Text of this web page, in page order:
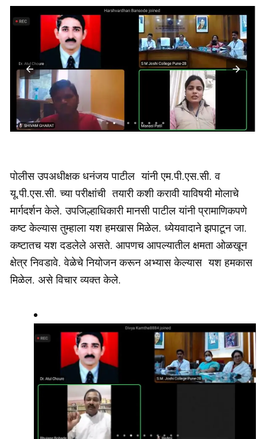
पोलीस उपअधीक्षक धनंजय पाटील यांनी एम.पी.एस.सी. व
यू.पी.एस.सी. च्या परीक्षांची तयारी कशी करावी याविषयी मोलाचे
मार्गदर्शन केले. उपजिल्हाधिकारी मानसी पाटील यांनी प्रामाणिकपणे
कष्ट केल्यास तुम्हाला यश हमखास मिळेल. ध्येयवादाने झपाटून जा.
कष्टातच यश दडलेले असते. आपणच आपल्यातील क्षमता ओळखून
क्षेत्र निवडावे. वेळेचे नियोजन करून अभ्यास केल्यास यश हमकास
मिळेल. असे विचार व्यक्त केले.